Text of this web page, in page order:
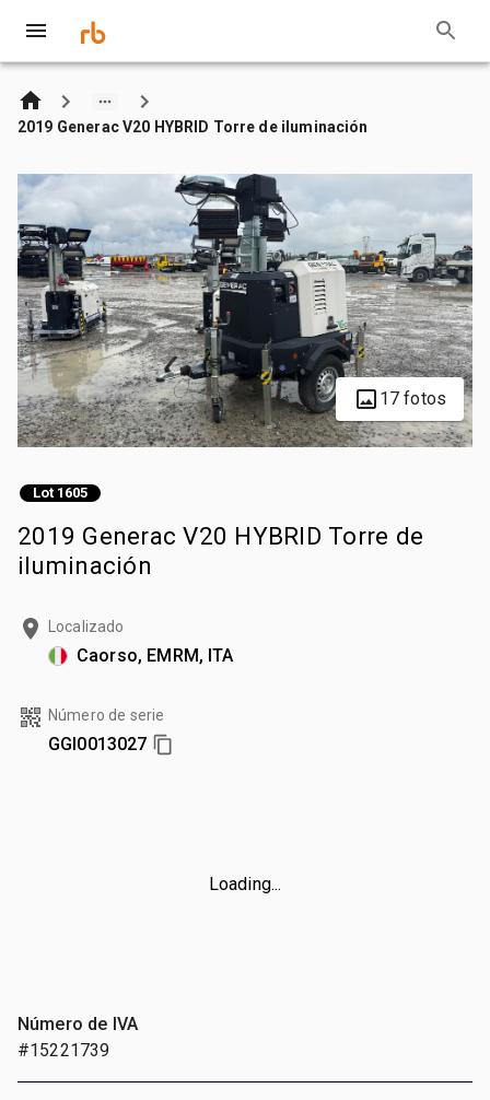
2019 Generac V20 HYBRID Torre de iluminación
17 fotos
Lot 1605
2019 Generac V20 HYBRID Torre de
iluminación
Localizado
Caorso, EMRM, ITA
Número de serie
GGI0013027
Loading...
Número de IVA
#15221739